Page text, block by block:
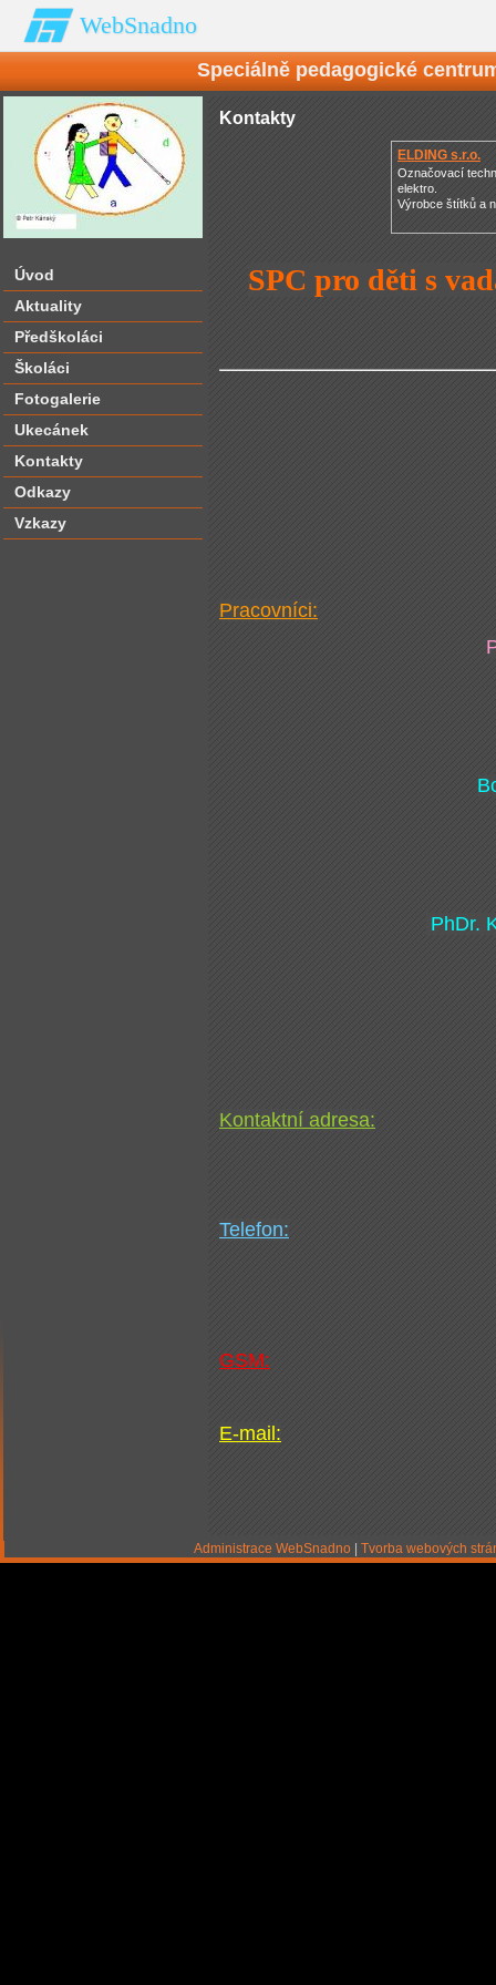
WebSnadno
Speciálně pedagogické
Úvod
Aktuality
Předškoláci
Školáci
Fotogalerie
Ukecánek
Kontakty
Odkazy
Vzkazy
Kontakty
ELDING s.r.o.
Označovací
elektro.
Výrobce štítků a
SPC pro děti s
Pracovníci:
PhDr.
Kontaktní adresa:
Telefon:
GSM:
E-mail:
Administrace WebSnadno Tvorba webových